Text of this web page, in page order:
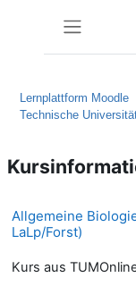
Lernplattform Moodle
Technische
Allgemeine
LaLp/Forst)
Kurs aus